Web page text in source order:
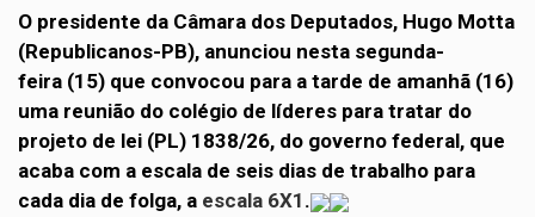
O presidente da Câmara dos Deputados, Hugo Motta
(Republicanos-PB), anunciou nesta segunda-
feira (15) que convocou para a tarde de amanhã (16)
uma reunião do colégio de líderes para tratar do
projeto de lei (PL) 1838/26, do governo federal, que
acaba com a escala de seis dias de trabalho para
cada dia de folga, a escala 6X1 .